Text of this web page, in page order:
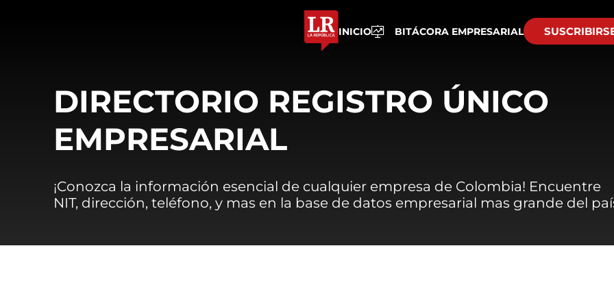
INICIO BITÁCORA EMPRESARIAL
DIRECTORIO REGISTRO ÚNICO
EMPRESARIAL
¡Conozca la información esencial de cualquier empresa de Colombia! Encuentre
NIT, dirección, teléfono, y mas en la base de datos empresarial mas grande del